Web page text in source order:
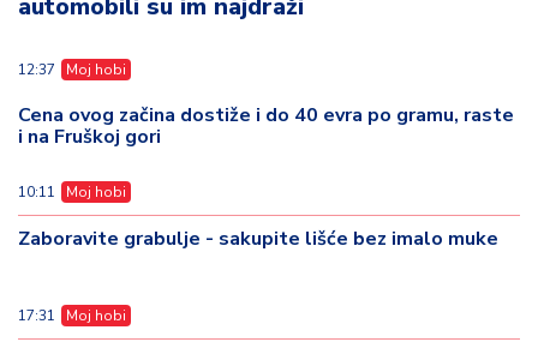
automobili su im najdraži
12:37 Moj hobi
Cena ovog začina dostiže i do 40 evra po gramu, raste
i na Fruškoj gori
10:11 Moj hobi
Zaboravite grabulje - sakupite lišće bez imalo muke
17:31 Moj hobi